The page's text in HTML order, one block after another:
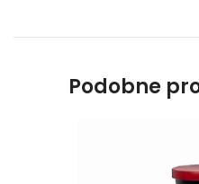
Podobne